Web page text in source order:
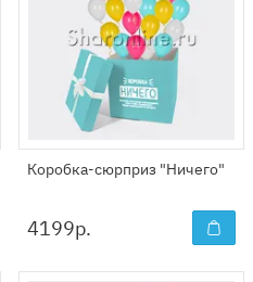
Коробка-сюрприз "Ничего"
4199р.